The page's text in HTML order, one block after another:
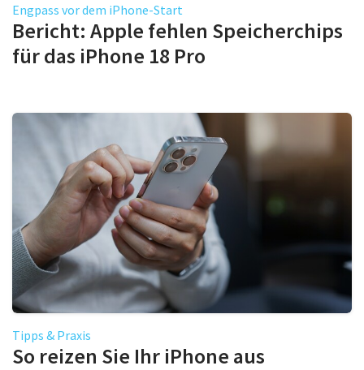
Engpass vor dem iPhone-Start
Bericht: Apple fehlen Speicherchips
für das iPhone 18 Pro
Tipps & Praxis
So reizen Sie Ihr iPhone aus